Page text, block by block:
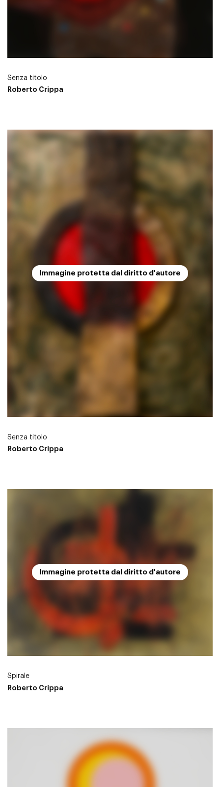
Senza titolo
Roberto Crippa
Immagine protetta dal diritto d'autore
Senza titolo
Roberto Crippa
Immagine protetta dal diritto d'autore
Spirale
Roberto Crippa